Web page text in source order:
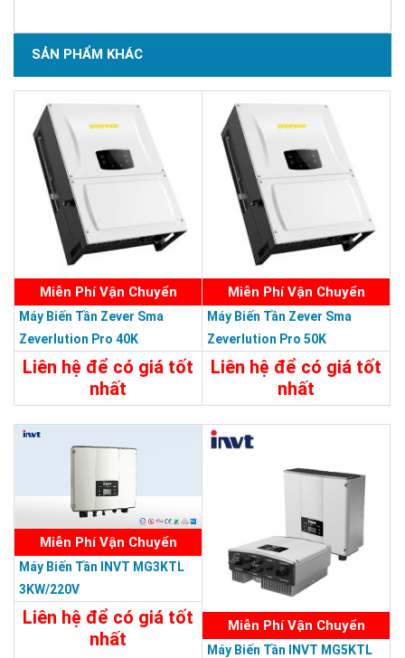
SẢN PHẨM KHÁC
Miễn Phí Vận Chuyển
Máy Biến Tần Zever Sma
Zeverlution Pro 40K
40Kw/380V
Liên hệ để có giá tốt
nhất
Miễn Phí Vận Chuyển
Máy Biến Tần Zever Sma
Zeverlution Pro 50K
50KW/380V
Liên hệ để có giá tốt
nhất
Miễn Phí Vận Chuyển
Máy Biến Tần INVT MG3KTL
3KW/220V
Liên hệ để có giá tốt
nhất
Miễn Phí Vận Chuyển
Máy Biến Tần INVT MG5KTL